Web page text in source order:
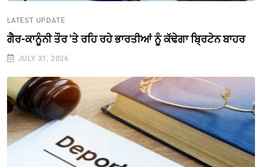
LATEST UPDATE
ਗੈਰ-ਕਾਨੂੰਨੀ ਤੌਰ 'ਤੇ ਰਹਿ ਰਹੇ ਭਾਰਤੀਆਂ ਨੂੰ ਕੱਢੇਗਾ ਬ੍ਰਿਟੇਨ ਬਾਹਰ
JULY 31, 2026